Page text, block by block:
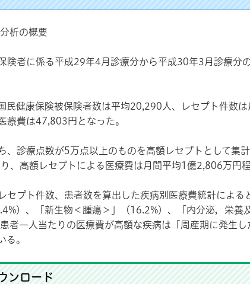
析の概要
険者に係る平成29年4月診療分から平成30年3月診療分
民健康保険被保険者数は平均20,290人、レセプト件数
療費は47,803円となった。
診療点数が5万点以上のものを高額レセプトとして集
、高額レセプトによる医療費は月間平均1億2,806万円
プト件数、患者数を算出した疾病別医療費統計によ
）、「新生物＜腫瘍＞」（16.2%）、「内分泌，栄養
患者一人当たりの医療費が高額な疾病は「周産期に発生
る。
ンロード